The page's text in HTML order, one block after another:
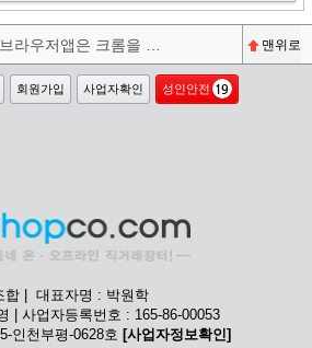
맨위로
회원가입 사업자확인 성인안전
합 | 대표자명 : 박원학
| 사업자등록번호 : 165-86-00053
인천부평-0628호 [사업자정보확인]